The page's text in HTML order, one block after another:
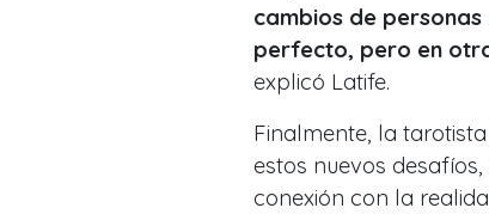
cambios de
perfecto, pero en
explicó Latife.
Finalmente, la
estos nuevos
conexión con la